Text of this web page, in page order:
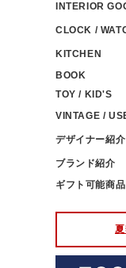
INTERIOR
CLOCK /
KITCHEN
BOOK
TOY / KID'S
VINTAGE /
デザイナー紹介
ブランド紹介
ギフト可能商品